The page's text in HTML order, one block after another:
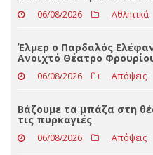
574 συλλήψεις τον
Στον Δαναό Τρικάλων ο
06/08/2026 Αθλητικά
Έλμερ ο Παρδαλός
Ανοιχτό Θέατρο
06/08/2026 Απόψεις